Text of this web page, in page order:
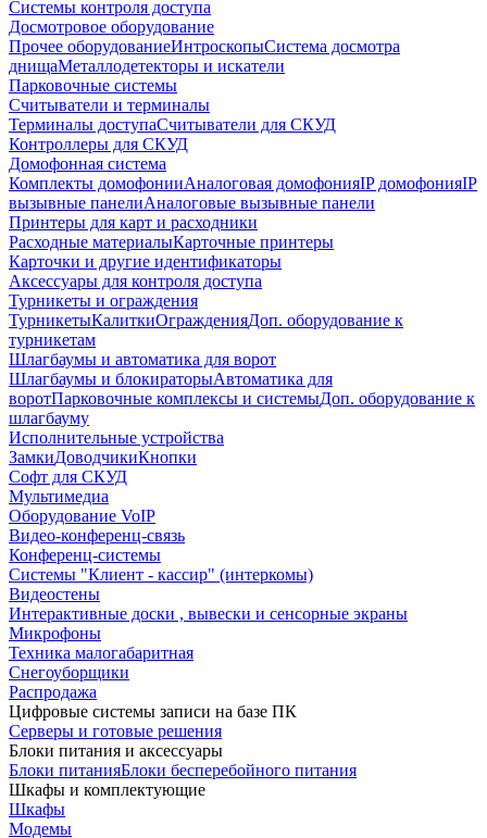
Системы контроля доступа
Досмотровое оборудование
Прочее оборудованиеИнтроскопыСистема досмотра
днищаМеталлодетекторы и искатели
Парковочные системы
Считыватели и терминалы
Терминалы доступаСчитыватели для СКУД
Контроллеры для СКУД
Домофонная система
Комплекты домофонииАналоговая домофонияIP домофонияIP
вызывные панелиАналоговые вызывные панели
Принтеры для карт и расходники
Расходные материалыКарточные принтеры
Карточки и другие идентификаторы
Аксессуары для контроля доступа
Турникеты и ограждения
ТурникетыКалиткиОгражденияДоп. оборудование к
турникетам
Шлагбаумы и автоматика для ворот
Шлагбаумы и блокираторыАвтоматика для
воротПарковочные комплексы и системыДоп. оборудование к
шлагбауму
Исполнительные устройства
ЗамкиДоводчикиКнопки
Софт для СКУД
Мультимедиа
Оборудование VoIP
Видео-конференц-связь
Конференц-системы
Системы "Клиент - кассир" (интеркомы)
Видеостены
Интерактивные доски , вывески и сенсорные экраны
Микрофоны
Техника малогабаритная
Снегоуборщики
Распродажа
Цифровые системы записи на базе ПК
Серверы и готовые решения
Блоки питания и аксессуары
Блоки питанияБлоки бесперебойного питания
Шкафы и комплектующие
Шкафы
Модемы